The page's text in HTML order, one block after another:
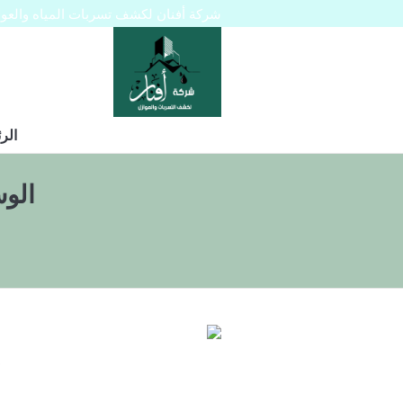
شركة أفنان لكشف تسربات المياه والعوازل